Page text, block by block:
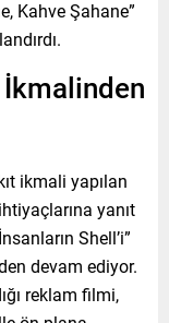
Kahve Şahane”
İkmalinden
ikmali yapılan
yanıt
Shell’i”
devam ediyor.
reklam filmi,